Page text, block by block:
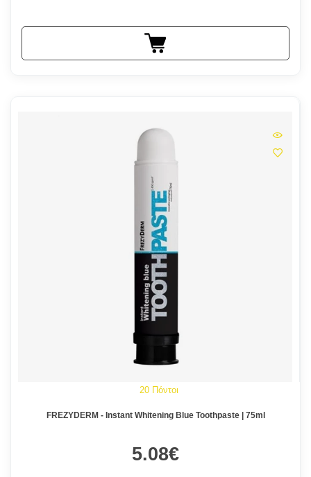
20 Πόντοι
FREZYDERM - Instant Whitening Blue Toothpaste | 75ml
5.08€